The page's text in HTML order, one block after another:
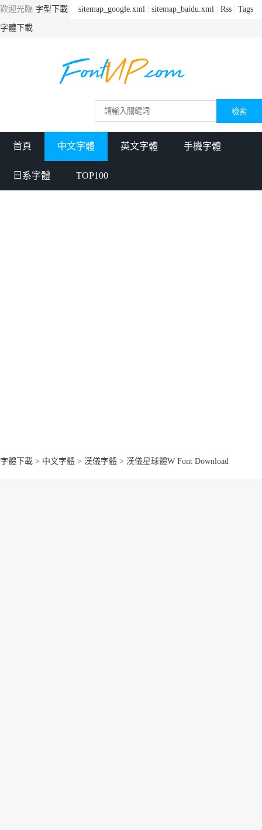
sitemap_google.xml sitemap_baidu.xml Rss Tags
歡迎光臨 字型下載
字體下載
首頁 中文字體 英文字體 手機字體
日系字體 TOP100
字體下載 > 中文字體 > 漢儀字體 > 漢儀星球體W Font Download